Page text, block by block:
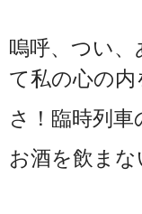
嗚呼、つい
て私の心の内
さ！臨時列
お酒を飲ま